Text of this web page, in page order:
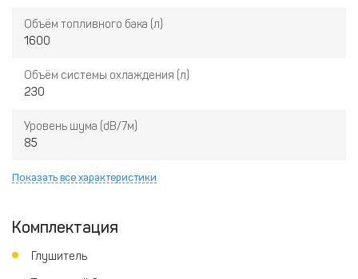
Объём топливного бака (л)
1600
Объём системы охлаждения (л)
230
Уровень шума (dB/7м)
85
Показать все характеристики
Комплектация
Глушитель